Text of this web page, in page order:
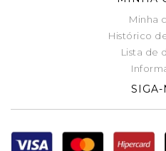
Minha
Histórico
Lista de
SIGA-